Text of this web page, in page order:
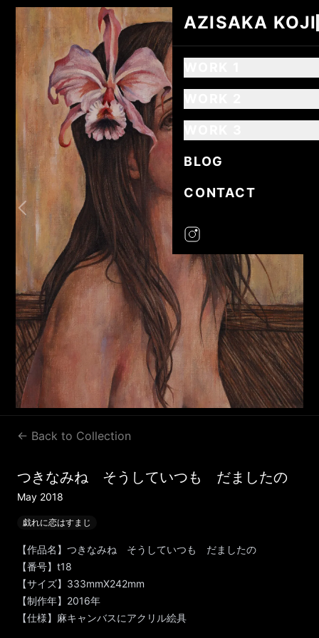
← Back to Collection
つきなみね そうしていつも だましたの
May 2018
戯れに恋はすまじ
【作品名】つきなみね そうしていつも だましたの
【番号】t18
【サイズ】333mmX242mm
【制作年】2016年
【仕様】麻キャンバスにアクリル絵具
AZISAKA KOJI
AZISAKA KOJI
BLOG
CONTACT